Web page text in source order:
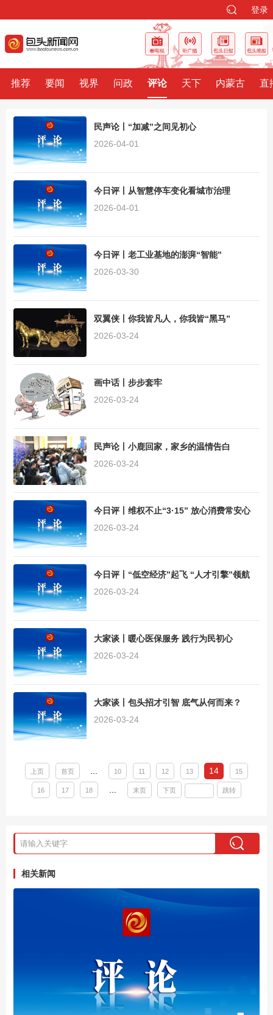
登录
推荐 要闻 视界 问政 评论 天下 内蒙古 直
民声论丨“加减”之间见初心
2026-04-01
今日评丨从智慧停车变化看城市治理
2026-04-01
今日评丨老工业基地的澎湃“智能”
2026-03-30
双翼侠丨你我皆凡人，你我皆“黑马”
2026-03-24
画中话丨步步套牢
2026-03-24
民声论丨小鹿回家，家乡的温情告白
2026-03-24
今日评丨维权不止“3·15” 放心消费常安心
2026-03-24
今日评丨“低空经济”起飞 “人才引擎”领航
2026-03-24
大家谈丨暖心医保服务 践行为民初心
2026-03-24
大家谈丨包头招才引智 底气从何而来？
2026-03-24
上页 首页 10 11 12 13 14 15
16 17 18 ... 末页 下页 跳转
相关新闻